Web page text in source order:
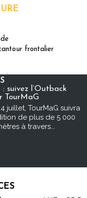
frontalier
suivez l’Outback
TourMaG
juillet, TourMaG suivra
de plus de 5 000
à travers...